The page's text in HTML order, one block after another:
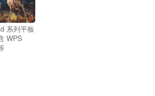
系列平板
WPS